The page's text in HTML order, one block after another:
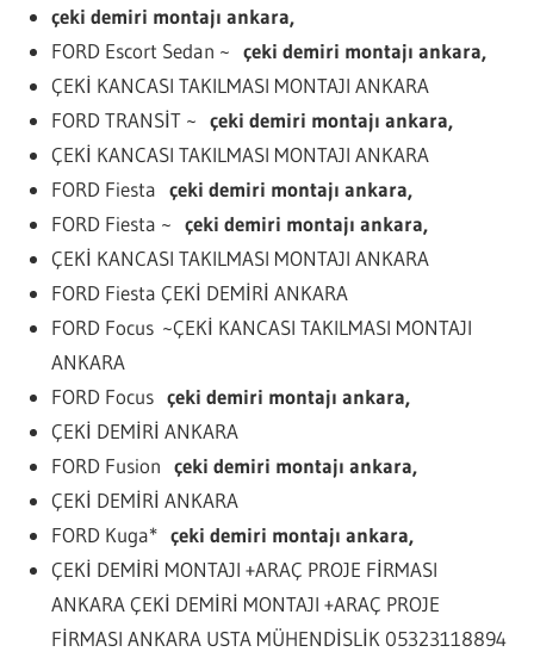
çeki demiri montajı ankara,
FORD Escort Sedan ~ çeki demiri montajı ankara,
ÇEKİ KANCASI TAKILMASI MONTAJI ANKARA
FORD TRANSİT ~ çeki demiri montajı ankara,
ÇEKİ KANCASI TAKILMASI MONTAJI ANKARA
FORD Fiesta çeki demiri montajı ankara,
FORD Fiesta ~ çeki demiri montajı ankara,
ÇEKİ KANCASI TAKILMASI MONTAJI ANKARA
FORD Fiesta ÇEKİ DEMİRİ ANKARA
FORD Focus ~ÇEKİ KANCASI TAKILMASI MONTAJI
ANKARA
FORD Focusçeki demiri montajı ankara,
ÇEKİ DEMİRİ ANKARA
FORD Fusion çeki demiri montajı ankara,
ÇEKİ DEMİRİ ANKARA
FORD Kuga*çeki demiri montajı ankara,
ÇEKİ DEMİRİ MONTAJI +ARAÇ PROJE FİRMASI
ANKARA ÇEKİ DEMİRİ MONTAJI +ARAÇ PROJE
FİRMASI ANKARA USTA MÜHENDİSLİK 05323118894